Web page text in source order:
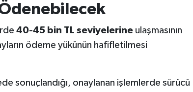
40-45 bin TL seviyelerineulaşmasının
ödeme yükünün hafifletilmesi
sonuçlandığı, onaylanan işlemlerde sürücü